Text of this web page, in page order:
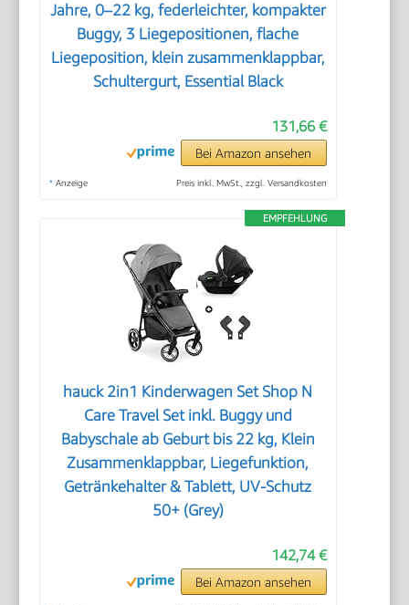
Jahre, 0–22 kg, federleichter, kompakter
Buggy, 3 Liegepositionen, flache
Liegeposition, klein zusammenklappbar,
Schultergurt, Essential Black
131,66 €
Bei Amazon ansehen
* Anzeige Preis inkl. MwSt., zzgl. Versandkosten
EMPFEHLUNG
hauck 2in1 Kinderwagen Set Shop N
Care Travel Set inkl. Buggy und
Babyschale ab Geburt bis 22 kg, Klein
Zusammenklappbar, Liegefunktion,
Getränkehalter & Tablett, UV-Schutz
50+ (Grey)
142,74 €
Bei Amazon ansehen